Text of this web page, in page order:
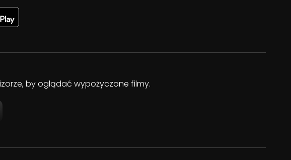
by oglądać wypożyczone filmy.